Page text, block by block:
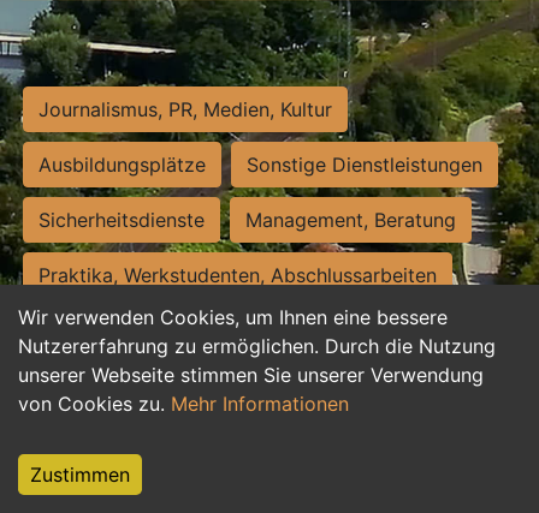
Wir verwenden Cookies, um Ihnen eine bessere
Nutzererfahrung zu ermöglichen. Durch die Nutzung
unserer Webseite stimmen Sie unserer Verwendung
von Cookies zu. Mehr Informationen
Zustimmen
Journalismus, PR, Medien, Kultur
Ausbildungsplätze Sonstige Dienstleistungen
Sicherheitsdienste Management, Beratung
Praktika, Werkstudenten, Abschlussarbeiten
Personalwesen Assistenz, Sekretariat
Hilfskräfte, Aushilfs- und Nebenjobs
Weiterbildung, Studium, duale Ausbildung